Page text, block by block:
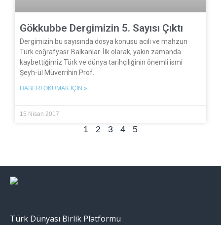
Gökkubbe Dergimizin 5. Sayısı Çıktı
Dergimizin bu sayısında dosya konusu acılı ve mahzun
Türk coğ­rafyası: Balkanlar. İlk olarak, yakın zamanda
kaybettiğimiz Türk ve dünya tarihçiliğinin önemli ismi
Şeyh-ül Müverrihin Prof.
HABERI OKUMAK İÇIN »
15 Nisan 2017
1 2 3 4 5
Türk Dünyası Birlik Platformu